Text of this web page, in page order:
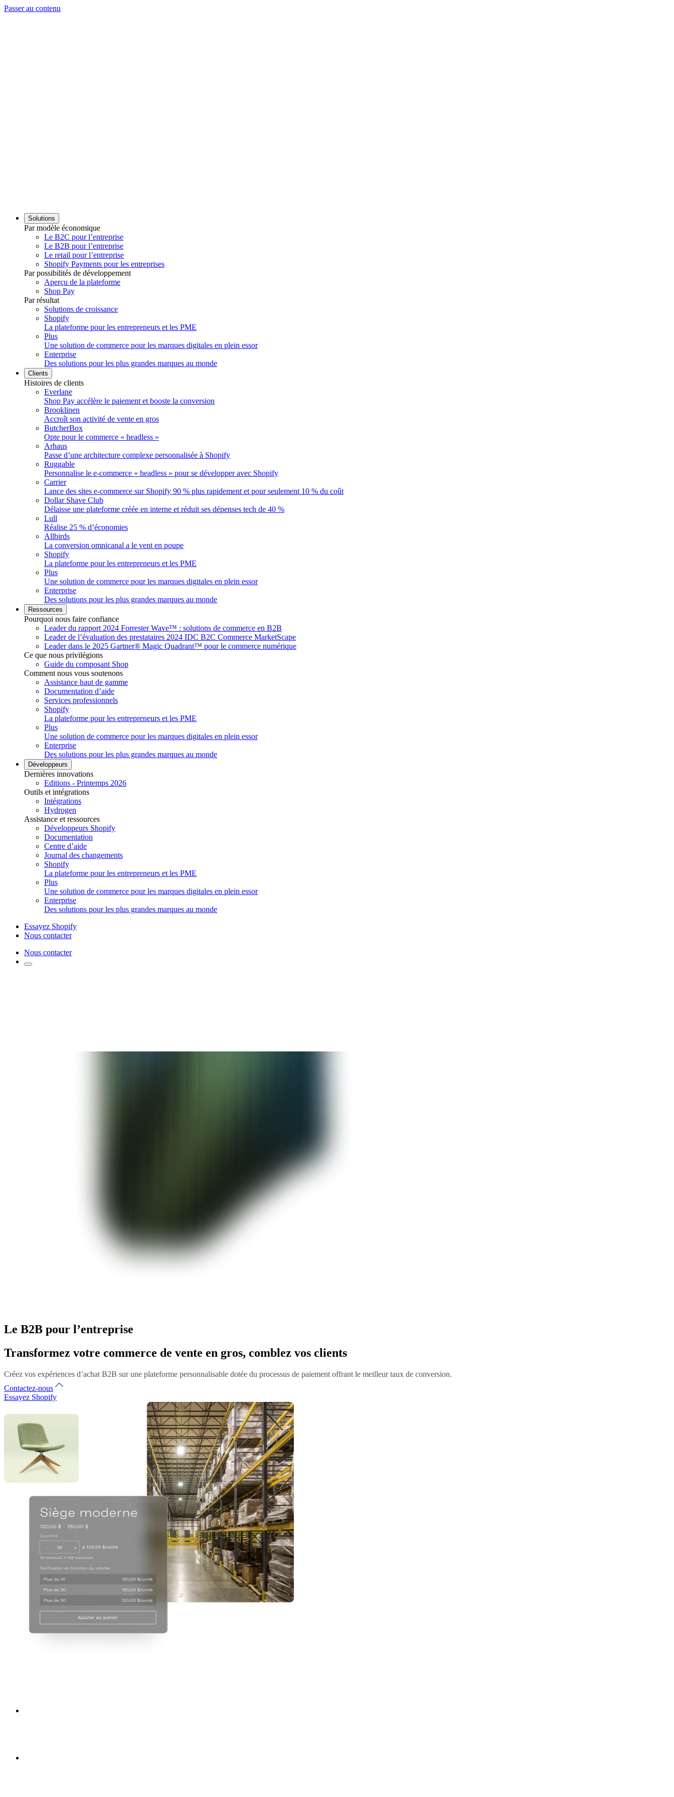
Passer au contenu
Solutions
Par modèle économique
Le B2C pour l’entreprise
Le B2B pour l’entreprise
Le retail pour l’entreprise
Shopify Payments pour les entreprises
Par possibilités de développement
Aperçu de la plateforme
Shop Pay
Par résultat
Solutions de croissance
Shopify
La plateforme pour les entrepreneurs et les PME
Plus
Une solution de commerce pour les marques digitales en plein essor
Enterprise
Des solutions pour les plus grandes marques au monde
Clients
Histoires de clients
Everlane
Shop Pay accélère le paiement et booste la conversion
Brooklinen
Accroît son activité de vente en gros
ButcherBox
Opte pour le commerce « headless »
Arhaus
Passe d’une architecture complexe personnalisée à Shopify
Ruggable
Personnalise le e-commerce « headless » pour se développer avec Shopify
Carrier
Lance des sites e-commerce sur Shopify 90 % plus rapidement et pour seulement 10 % du coût
Dollar Shave Club
Délaisse une plateforme créée en interne et réduit ses dépenses tech de 40 %
Lull
Réalise 25 % d’économies
Allbirds
La conversion omnicanal a le vent en poupe
Shopify
La plateforme pour les entrepreneurs et les PME
Plus
Une solution de commerce pour les marques digitales en plein essor
Enterprise
Des solutions pour les plus grandes marques au monde
Ressources
Pourquoi nous faire confiance
Leader du rapport 2024 Forrester Wave™ : solutions de commerce en B2B
Leader de l’évaluation des prestataires 2024 IDC B2C Commerce MarketScape
Leader dans le 2025 Gartner® Magic Quadrant™ pour le commerce numérique
Ce que nous privilégions
Guide du composant Shop
Comment nous vous soutenons
Assistance haut de gamme
Documentation d’aide
Services professionnels
Shopify
La plateforme pour les entrepreneurs et les PME
Plus
Une solution de commerce pour les marques digitales en plein essor
Enterprise
Des solutions pour les plus grandes marques au monde
Développeurs
Dernières innovations
Editions - Printemps 2026
Outils et intégrations
Intégrations
Hydrogen
Assistance et ressources
Développeurs Shopify
Documentation
Centre d’aide
Journal des changements
Shopify
La plateforme pour les entrepreneurs et les PME
Plus
Une solution de commerce pour les marques digitales en plein essor
Enterprise
Des solutions pour les plus grandes marques au monde
Essayez Shopify
Nous contacter
Nous contacter
Le B2B pour l’entreprise
Transformez votre commerce de vente en gros, comblez vos clients
Créez vos expériences d’achat B2B sur une plateforme personnalisable dotée du processus de paiement offrant le meilleur taux de conversion.
Contactez-nous
Essayez Shopify